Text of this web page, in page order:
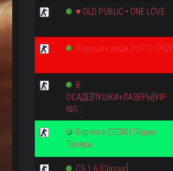
♥ OLD PUBLIC • ONE LOVE
Хорошие люди DUST2 ONLY
В
ОСАДЕ[ПУШКИ+ЛАЗЕРЫ]VIP
NIG...
Берлога CSDM | Пушки-
Лазеры
CS 1.6 [Classic]